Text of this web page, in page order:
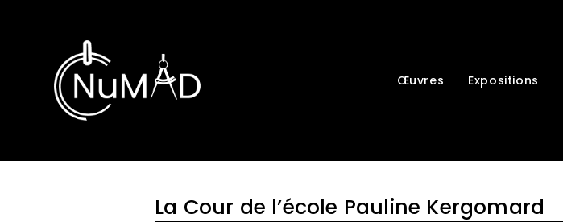
Œuvres Expositions
La Cour de l’école Pauline Kergomard